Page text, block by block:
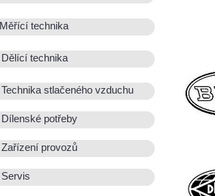
Měřící technika
Dělící technika
Technika stlačeného vzduchu
Dílenské potřeby
Zařízení provozů
Servis